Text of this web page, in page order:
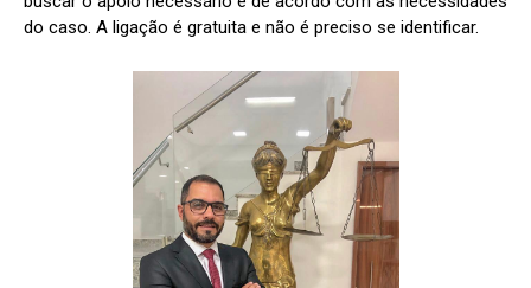
do caso. A ligação é gratuita e não é preciso se identificar.